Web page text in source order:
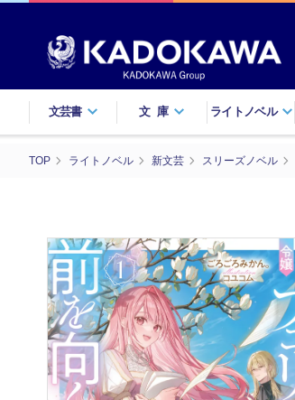
文芸書 文庫 ライトノベル
TOP ライトノベル 新文芸 スリーズノベル